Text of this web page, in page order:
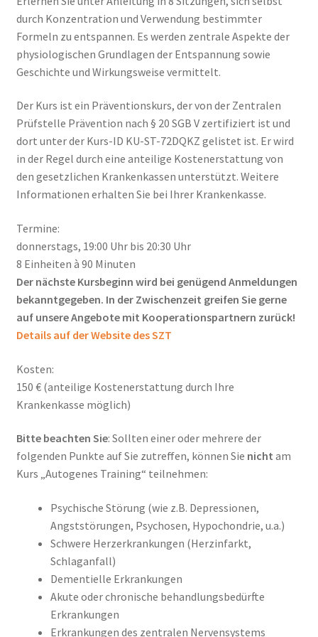
durch Konzentration und Verwendung bestimmter
Formeln zu entspannen. Es werden zentrale Aspekte der
physiologischen Grundlagen der Entspannung sowie
Geschichte und Wirkungsweise vermittelt.
Der Kurs ist ein Präventionskurs, der von der Zentralen
Prüfstelle Prävention nach § 20 SGB V zertifiziert ist und
dort unter der Kurs-ID KU-ST-72DQKZ gelistet ist. Er wird
in der Regel durch eine anteilige Kostenerstattung von
den gesetzlichen Krankenkassen unterstützt. Weitere
Informationen erhalten Sie bei Ihrer Krankenkasse.
Termine:
donnerstags, 19:00 Uhr bis 20:30 Uhr
8 Einheiten à 90 Minuten
Der nächste Kursbeginn wird bei genügend Anmeldungen
bekanntgegeben. In der Zwischenzeit greifen Sie gerne
auf unsere Angebote mit Kooperationspartnern zurück!
Details auf der Website des SZT
Kosten:
150 € (anteilige Kostenerstattung durch Ihre
Krankenkasse möglich)
Bitte beachten Sie: Sollten einer oder mehrere der
folgenden Punkte auf Sie zutreffen, können Sie nicht am
Kurs „Autogenes Training“ teilnehmen:
Psychische Störung (wie z.B. Depressionen,
Angststörungen, Psychosen, Hypochondrie, u.a.)
Schwere Herzerkrankungen (Herzinfarkt,
Schlaganfall)
Dementielle Erkrankungen
Akute oder chronische behandlungsbedürfte
Erkrankungen
Erkrankungen des zentralen Nervensystems